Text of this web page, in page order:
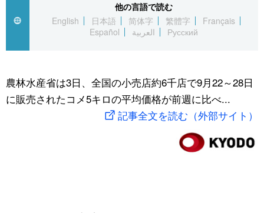
文化
動画/Live
スポーツ・東京2020
他の言語で読む
English
日本語 简体字 繁體字
Français
Español
العربية Русский
農林水産省は3日、全国の小売店約6千店で9月22～28日
に販売されたコメ5キロの平均価格が前週に比べ...
記事全文を読む（外部サイト）